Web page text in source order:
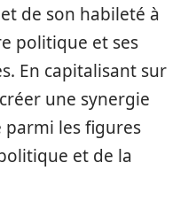
et de son habileté à
politique et ses
En capitalisant sur
une synergie
les figures
et de la